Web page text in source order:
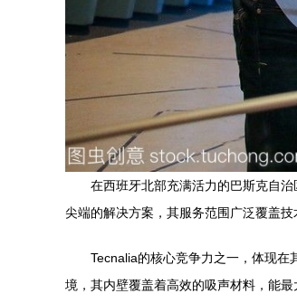
在西班牙北部充满活力的巴斯克自
尖端的解决方案，其服务范围广泛覆盖
Tecnalia的核心竞争力之一，体现
境，其内壁覆盖着高效的吸声材料，能